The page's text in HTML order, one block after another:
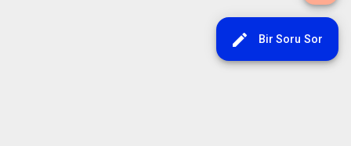
edit Bir Soru Sor